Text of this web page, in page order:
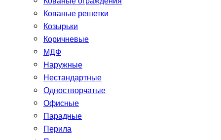
Кованые решетки
Козырьки
Коричневые
МДФ
Наружные
Нестандартные
Одностворчатые
Офисные
Парадные
Перила